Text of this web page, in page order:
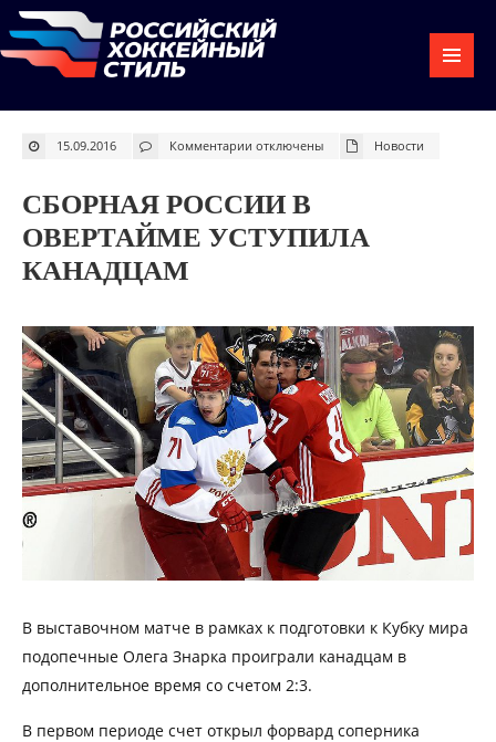
15.09.2016 Комментарии к
в
овертайме
уступила
канадцам
отключены Новости
СБОРНАЯ РОССИИ В
ОВЕРТАЙМЕ УСТУПИЛА
КАНАДЦАМ
В выставочном матче в рамках к подготовки к Кубку мира
подопечные Олега Знарка проиграли канадцам в
дополнительное время со счетом 2:3.
В первом периоде счет открыл форвард соперника